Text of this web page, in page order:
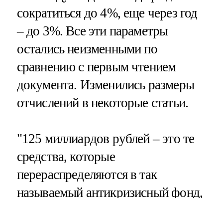
сократиться до 4%, еще через год
– до 3%. Все эти параметры
остались неизменными по
сравнению с первым чтением
документа. Изменились размеры
отчислений в некоторые статьи.
"125 миллиардов рублей – это те
средства, которые
перераспределяются в так
называемый антикризисный фонд,